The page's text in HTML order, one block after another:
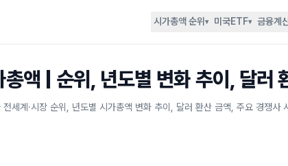
시가총액 순위 ▾ 미국ETF▾ 금융계
액 | 순위, 년도별 변화 추이, 달러
세계·시장 순위, 년도별 시가총액 변화 추이, 달러 환산 금액, 주요 경쟁사